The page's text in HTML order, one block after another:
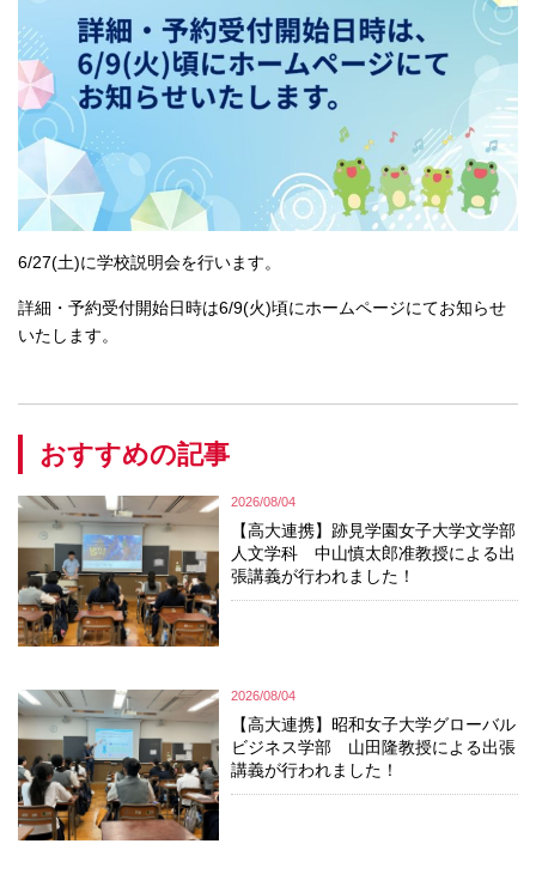
6/27(土)に学校説明会を行います。
詳細・予約受付開始日時は6/9(火)頃にホームページにてお知らせ
いたします。
おすすめの記事
2026/08/04
【高大連携】跡見学園女子大学文学部
人文学科 中山慎太郎准教授による出
張講義が行われました！
2026/08/04
【高大連携】昭和女子大学グローバル
ビジネス学部 山田隆教授による出張
講義が行われました！